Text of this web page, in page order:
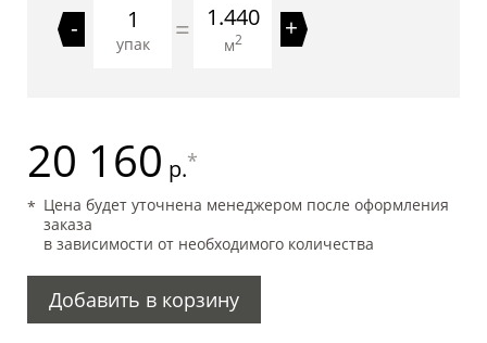
-
упак = 1.440
м2 +
20 160 р.*
Цена будет уточнена менеджером после оформления
заказа
в зависимости от необходимого количества
Добавить в корзину